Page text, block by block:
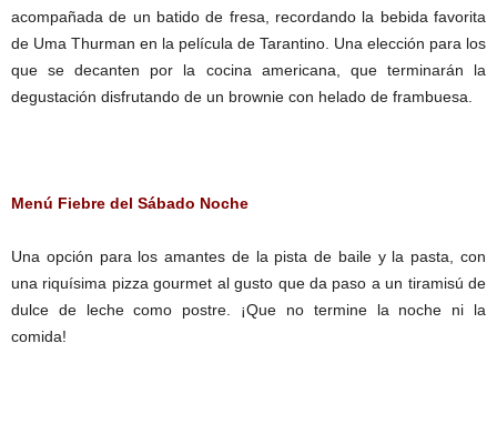
acompañada de un batido de fresa, recordando la bebida favorita
de Uma Thurman en la película de Tarantino. Una elección para los
que se decanten por la cocina americana, que terminarán la
degustación disfrutando de un brownie con helado de frambuesa.
Menú Fiebre del Sábado Noche
Una opción para los amantes de la pista de baile y la pasta, con
una riquísima pizza gourmet al gusto que da paso a un tiramisú de
dulce de leche como postre. ¡Que no termine la noche ni la
comida!